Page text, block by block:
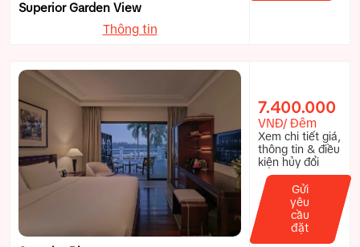
Superior Garden View
Thông tin
7.400.000
VNĐ/ Đêm
Xem chi tiết giá,
thông tin & điều
kiện hủy đổi
Gửi
yêu
cầu
đặt